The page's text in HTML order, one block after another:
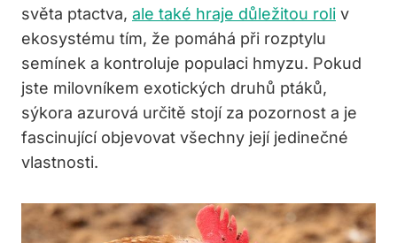
světa ptactva, ale také hraje důležitou roli v
ekosystému tím, že pomáhá při rozptylu
semínek a kontroluje populaci hmyzu. Pokud
jste milovníkem exotických druhů ptáků,
sýkora azurová určitě stojí za pozornost a je
fascinující objevovat všechny její jedinečné
vlastnosti.